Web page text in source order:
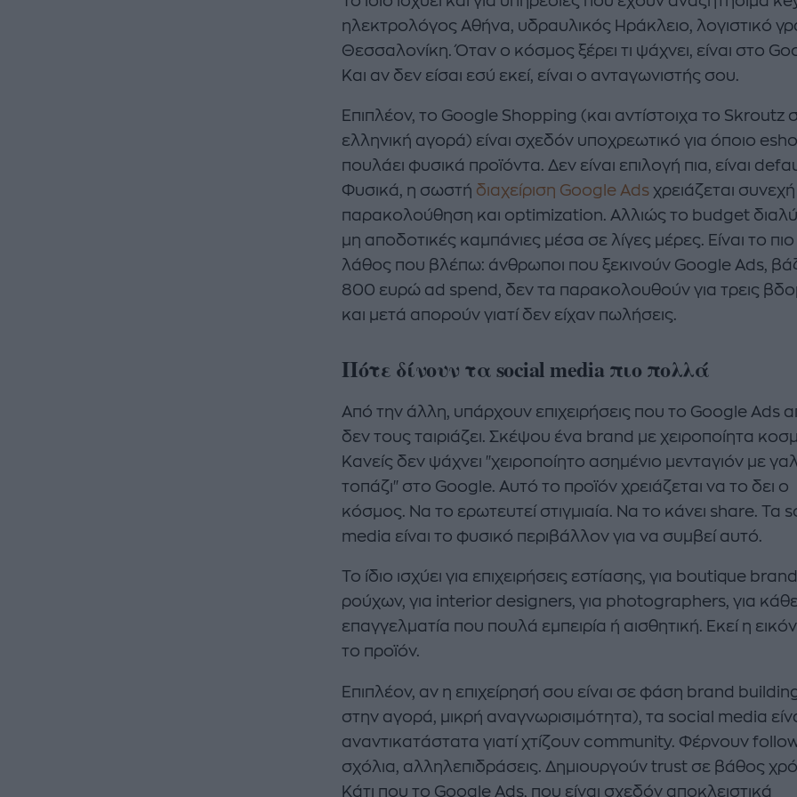
ηλεκτρολόγος Αθήνα, υδραυλικός Ηράκλειο, λογιστικό
Θεσσαλονίκη. Όταν ο κόσμος ξέρει τι ψάχνει, είναι στο
Και αν δεν είσαι εσύ εκεί, είναι ο ανταγωνιστής σου.
Επιπλέον, το Google Shopping (και αντίστοιχα το Skroutz
ελληνική αγορά) είναι σχεδόν υποχρεωτικό για όποιο
πουλάει φυσικά προϊόντα. Δεν είναι επιλογή πια, είναι
Φυσικά, η σωστή διαχείριση Google Ads χρειάζεται συνεχή
παρακολούθηση και optimization. Αλλιώς το budget
μη αποδοτικές καμπάνιες μέσα σε λίγες μέρες. Είναι το
λάθος που βλέπω: άνθρωποι που ξεκινούν Google Ads,
800 ευρώ ad spend, δεν τα παρακολουθούν για τρεις
και μετά απορούν γιατί δεν είχαν πωλήσεις.
Πότε δίνουν τα social media πιο πολλά
Από την άλλη, υπάρχουν επιχειρήσεις που το Google Ads
δεν τους ταιριάζει. Σκέψου ένα brand με χειροποίητα
Κανείς δεν ψάχνει "χειροποίητο ασημένιο μενταγιόν με
τοπάζι" στο Google. Αυτό το προϊόν χρειάζεται να το δει ο
κόσμος. Να το ερωτευτεί στιγμιαία. Να το κάνει share. Τα
media είναι το φυσικό περιβάλλον για να συμβεί αυτό.
Το ίδιο ισχύει για επιχειρήσεις εστίασης, για boutique
ρούχων, για interior designers, για photographers, για
επαγγελματία που πουλά εμπειρία ή αισθητική. Εκεί η
το προϊόν.
Επιπλέον, αν η επιχείρησή σου είναι σε φάση brand
στην αγορά, μικρή αναγνωρισιμότητα), τα social media
αναντικατάστατα γιατί χτίζουν community. Φέρνουν
σχόλια, αλληλεπιδράσεις. Δημιουργούν trust σε βάθος
Κάτι που το Google Ads, που είναι σχεδόν αποκλειστικά